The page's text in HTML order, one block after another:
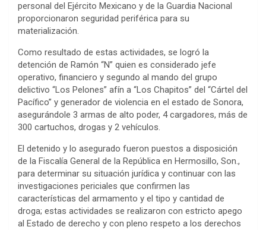
personal del Ejército Mexicano y de la Guardia Nacional
proporcionaron seguridad periférica para su
materialización.
Como resultado de estas actividades, se logró la
detención de Ramón “N” quien es considerado jefe
operativo, financiero y segundo al mando del grupo
delictivo “Los Pelones” afín a “Los Chapitos” del “Cártel del
Pacífico” y generador de violencia en el estado de Sonora,
asegurándole 3 armas de alto poder, 4 cargadores, más de
300 cartuchos, drogas y 2 vehículos.
El detenido y lo asegurado fueron puestos a disposición
de la Fiscalía General de la República en Hermosillo, Son.,
para determinar su situación jurídica y continuar con las
investigaciones periciales que confirmen las
características del armamento y el tipo y cantidad de
droga; estas actividades se realizaron con estricto apego
al Estado de derecho y con pleno respeto a los derechos